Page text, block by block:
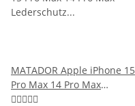
MATADOR Apple iPhone 15
Pro Max 14 Pro Max
Lederschutz Etui Braun